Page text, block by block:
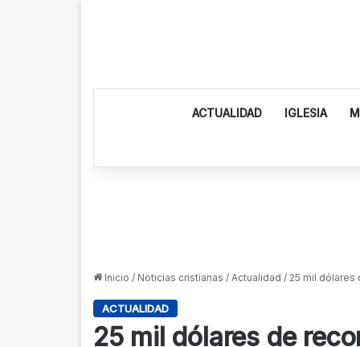
ACTUALIDAD IGLESIA
Inicio / Noticias cristianas / Actualidad / 25 mil
ACTUALIDAD
25 mil dólares de